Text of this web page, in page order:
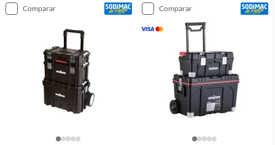
comparar comparar